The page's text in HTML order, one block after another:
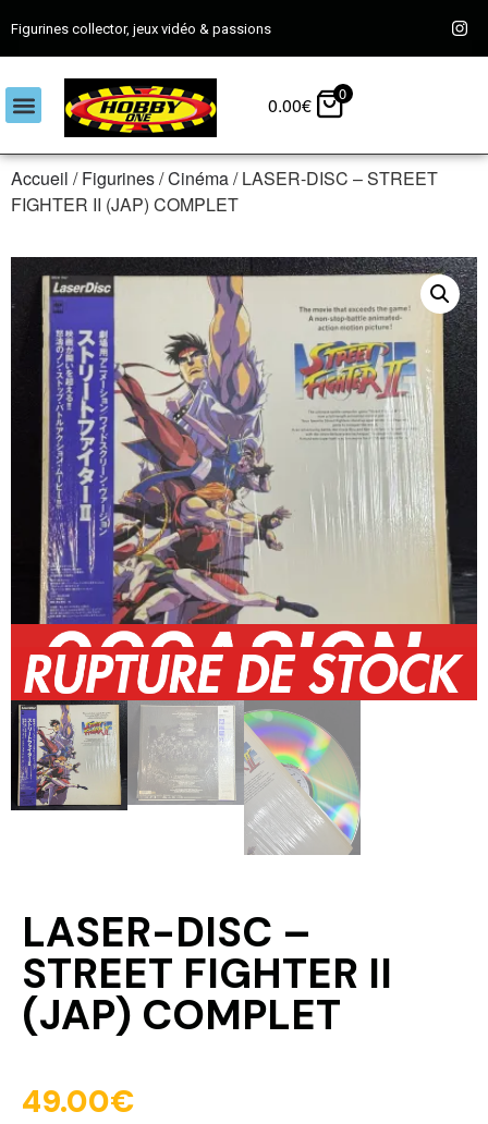
Figurines collector, jeux vidéo & passions
0.00€ 0
Accueil /Figurines/Cinéma/ LASER-DISC – STREET
FIGHTER II (JAP) COMPLET
LASER-DISC –
STREET FIGHTER II
(JAP) COMPLET
49.00€